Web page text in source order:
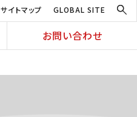
サイトマップ GLOBAL SITE
お問い合わせ